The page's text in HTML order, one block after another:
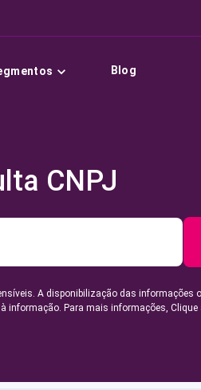
Blog
CNPJ
A disponibilização das informações
informação. Para mais informações, Clique